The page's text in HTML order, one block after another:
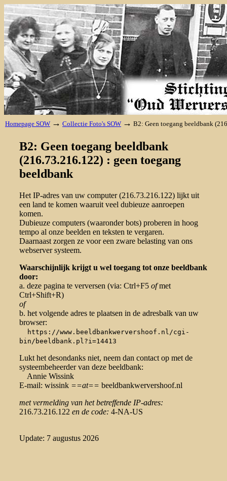
Homepage SOW → Collectie Foto's SOW → B2: Geen toegang beeldbank
B2: Geen toegang beeldbank
(216.73.216.122) : geen toegang
beeldbank
Het IP-adres van uw computer (216.73.216.122) lijkt uit
een land te komen waaruit veel dubieuze aanroepen
komen.
Dubieuze computers (waaronder bots) proberen in hoog
tempo al onze beelden en teksten te vergaren.
Daarnaast zorgen ze voor een zware belasting van ons
webserver systeem.
Waarschijnlijk krijgt u wel toegang tot onze beeldbank
door:
a. deze pagina te verversen (via: Ctrl+F5 ofmet
Ctrl+Shift+R)
of
b. het volgende adres te plaatsen in de adresbalk van uw
browser:
https://www.beeldbankwervershoof.nl/cgi-
bin/beeldbank.pl?i=14413
Lukt het desondanks niet, neem dan contact op met de
systeembeheerder van deze beeldbank:
Annie Wissink
E-mail: wissink ==at== beeldbankwervershoof.nl
met vermelding van het betreffende IP-adres:
216.73.216.122 en de code: 4-NA-US
Update: 7 augustus 2026